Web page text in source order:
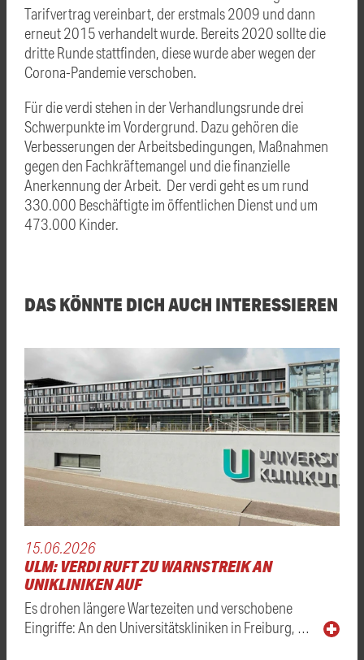
Tarifvertrag vereinbart, der erstmals 2009 und dann
erneut 2015 verhandelt wurde. Bereits 2020 sollte die
dritte Runde stattfinden, diese wurde aber wegen der
Corona-Pandemie verschoben.
Für die verdi stehen in der Verhandlungsrunde drei
Schwerpunkte im Vordergrund. Dazu gehören die
Verbesserungen der Arbeitsbedingungen, Maßnahmen
gegen den Fachkräftemangel und die finanzielle
Anerkennung der Arbeit. Der verdi geht es um rund
330.000 Beschäftigte im öffentlichen Dienst und um
473.000 Kinder.
DAS KÖNNTE DICH AUCH INTERESSIEREN
15.06.2026
ULM: VERDI RUFT ZU WARNSTREIK AN
UNIKLINIKEN AUF
Es drohen längere Wartezeiten und verschobene
Eingriffe: An den Universitätskliniken in Freiburg, …